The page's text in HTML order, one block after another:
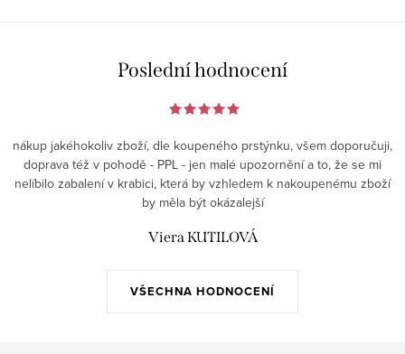
Poslední hodnocení
VŠECHNA HODNOCENÍ
nákup jakéhokoliv zboží, dle koupeného prstýnku, všem doporučuji,
doprava též v pohodě - PPL - jen malé upozornění a to, že se mi
nelíbilo zabalení v krabici, která by vzhledem k nakoupenému zboží
by měla být okázalejší
Viera KUTILOVÁ